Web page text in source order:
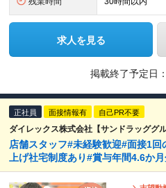
求人を見る
掲載終了予定日：
正社員 面接情報有 自己PR不要
ダイレックス株式会社【サンドラッググル
店舗スタッフ#未経験歓迎#面接1
上げ社宅制度あり#賞与年間4.6か